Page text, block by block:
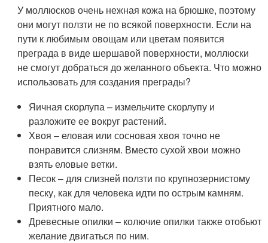
У моллюсков очень нежная кожа на брюшке, поэтому
они могут ползти не по всякой поверхности. Если на
пути к любимым овощам или цветам появится
преграда в виде шершавой поверхности, моллюски
не смогут добраться до желанного объекта. Что можно
использовать для создания преграды?
Яичная скорлупа – измельчите скорлупу и
разложите ее вокруг растений.
Хвоя – еловая или сосновая хвоя точно не
понравится слизням. Вместо сухой хвои можно
взять еловые ветки.
Песок – для слизней ползти по крупнозернистому
песку, как для человека идти по острым камням.
Приятного мало.
Древесные опилки – колючие опилки также отобьют
желание двигаться по ним.